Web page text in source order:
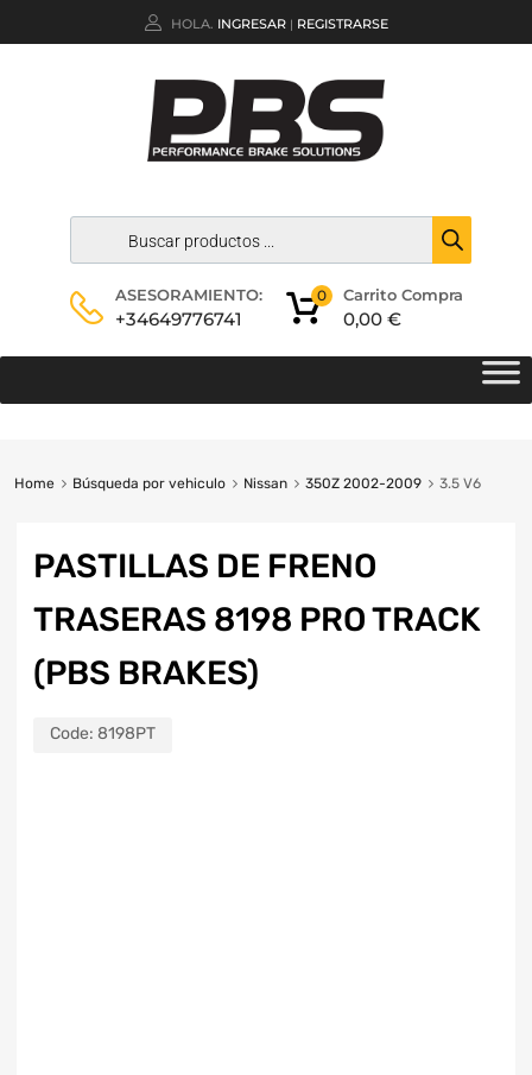
HOLA. INGRESAR | REGISTRARSE
ASESORAMIENTO:
+34649776741
Carrito Compra
0,00 €
0
Home Búsqueda por vehiculo Nissan 350Z 2002-2009 3.5 V6
PASTILLAS DE FRENO
TRASERAS 8198 PRO TRACK
(PBS BRAKES)
Code: 8198PT